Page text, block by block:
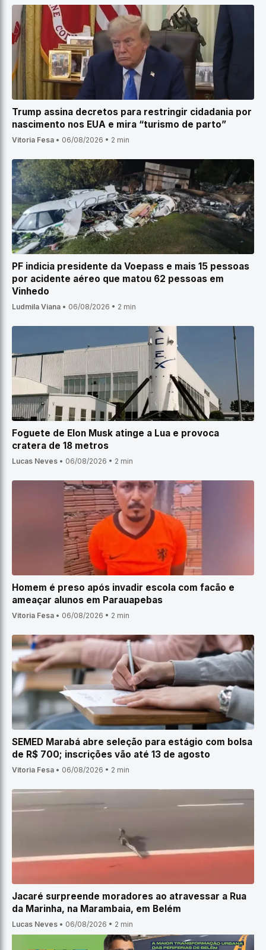
Trump assina decretos para restringir cidadania por
nascimento nos EUA e mira “turismo de parto”
Vitoria Fesa • 06/08/2026 • 2 min
PF indicia presidente da Voepass e mais 15 pessoas
por acidente aéreo que matou 62 pessoas em
Vinhedo
Ludmila Viana • 06/08/2026 • 2 min
Foguete de Elon Musk atinge a Lua e provoca
cratera de 18 metros
Lucas Neves • 06/08/2026 • 2 min
Homem é preso após invadir escola com facão e
ameaçar alunos em Parauapebas
Vitoria Fesa • 06/08/2026 • 2 min
SEMED Marabá abre seleção para estágio com bolsa
de R$ 700; inscrições vão até 13 de agosto
Vitoria Fesa • 06/08/2026 • 2 min
Jacaré surpreende moradores ao atravessar a Rua
da Marinha, na Marambaia, em Belém
Lucas Neves • 06/08/2026 • 2 min